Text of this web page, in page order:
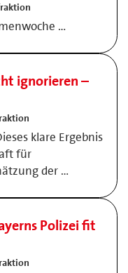
…
ignorieren –
klare Ergebnis
für
der …
Polizei fit